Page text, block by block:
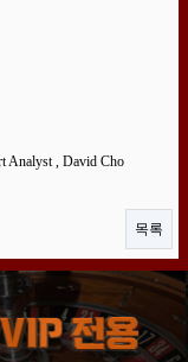
, David Cho
목록